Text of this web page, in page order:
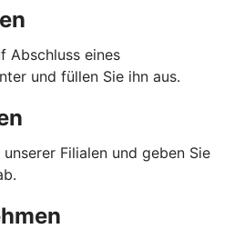
Abschluss eines
und füllen Sie ihn aus.
Filialen und geben Sie